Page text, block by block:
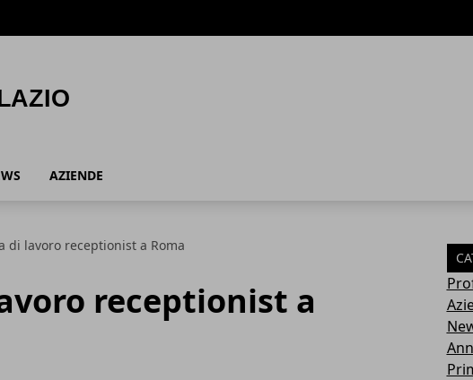
AZIENDE
di lavoro receptionist a Roma
receptionist a